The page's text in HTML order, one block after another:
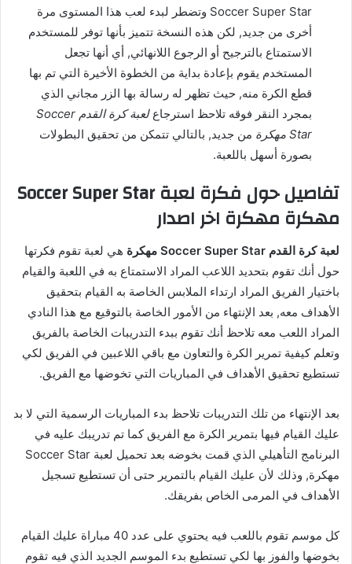
Soccer Super Star وتضطر لبدء لعب هذا المستوى مرة
أخرى من جديد, لكن هذه النسخة تتميز بأنها توفر للمستخدم
الاستمتاع بالترجيح أو الرجوع اللانهائي, أي أنها تجعل
المستخدم يقوم بإعادة بداية من الخطوة الأخيرة التي تم بها
قطع الكرة منه, حيث تظهر له رسالة بها الزر مجاني الذي
بمجرد النقر فوقه تلاحظ استرجاع
لعبة كرة القدم Soccer
Star مهكرة
من جديد, بالتالي تتمكن من تحقيق البطولات
بصورة أسهل باللعبة.
تفاصيل حول فكرة لعبة Soccer Super Star
مهكرة مهكرة اخر اصدار
لعبة كرة القدم Soccer Super Star مهكرة
هي لعبة تقوم فكرتها
حول أنك تقوم بتحديد اللاعب المراد الاستمتاع به في اللعبة والقيام
باختيار الفريق المراد ارتداء الملابس الخاصة به القيام بتحقيق
الأهداف معه, بعد الإنتهاء من الأمور الخاصة بالتوقيع مع هذا النادي
المراد اللعب معه تلاحظ أنك تقوم ببدء التدريبات الخاصة بالفريق
وتعلم كيفية تمرير الكرة والتعاون مع باقي اللاعبين في الفريق لكي
تستطيع تحقيق الأهداف في المباريات التي تخوضها مع الفريق.
بعد الإنتهاء من تلك التدريبات تلاحظ بدء المباريات الرسمية التي لا بد
عليك القيام فيها بتمرير الكرة مع الفريق كما تم تدريبك عليه في
البرنامج التأهيلي الذي قمت بخوضه بعد تحميل لعبة Soccer Star
مهكرة, وذلك لأن عليك القيام بالتمرير حتى أن تستطيع تسجيل
الأهداف في المرمى الخاص بفريقك.
كل موسم تقوم باللعب فيه يحتوي على عدد 40 مباراة عليك القيام
بخوضها والفوز بها لكي تستطيع بدء الموسم الجديد الذي فيه تقوم